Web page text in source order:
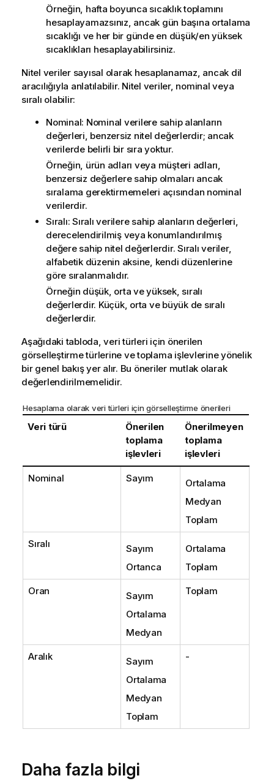
Örneğin, hafta boyunca sıcaklık toplamını
hesaplayamazsınız, ancak gün başına ortalama
sıcaklığı ve her bir günde en düşük/en yüksek
sıcaklıkları hesaplayabilirsiniz.
Nitel veriler sayısal olarak hesaplanamaz, ancak dil
aracılığıyla anlatılabilir. Nitel veriler, nominal veya
sıralı olabilir:
Nominal: Nominal verilere sahip alanların
değerleri, benzersiz nitel değerlerdir; ancak
verilerde belirli bir sıra yoktur.
Örneğin, ürün adları veya müşteri adları,
benzersiz değerlere sahip olmaları ancak
sıralama gerektirmemeleri açısından nominal
verilerdir.
Sıralı: Sıralı verilere sahip alanların değerleri,
derecelendirilmiş veya konumlandırılmış
değere sahip nitel değerlerdir. Sıralı veriler,
alfabetik düzenin aksine, kendi düzenlerine
göre sıralanmalıdır.
Örneğin düşük, orta ve yüksek, sıralı
değerlerdir. Küçük, orta ve büyük de sıralı
değerlerdir.
Aşağıdaki tabloda, veri türleri için önerilen
görselleştirme türlerine ve toplama işlevlerine yönelik
bir genel bakış yer alır. Bu öneriler mutlak olarak
değerlendirilmemelidir.
Hesaplama olarak veri türleri için görselleştirme önerileri
Veri türü
Önerilen
toplama
işlevleri
Önerilmeyen
toplama
işlevleri
Nominal Sayım
Ortalama
Medyan
Toplam
Sıralı
Sayım
Ortanca
Ortalama
Toplam
Oran
Sayım
Ortalama
Medyan
Toplam
Aralık
Sayım
Ortalama
Medyan
Toplam
-
Daha fazla bilgi